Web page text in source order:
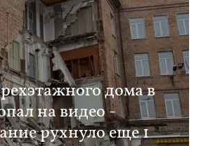
дома в
на видео -
рухнуло еще 1